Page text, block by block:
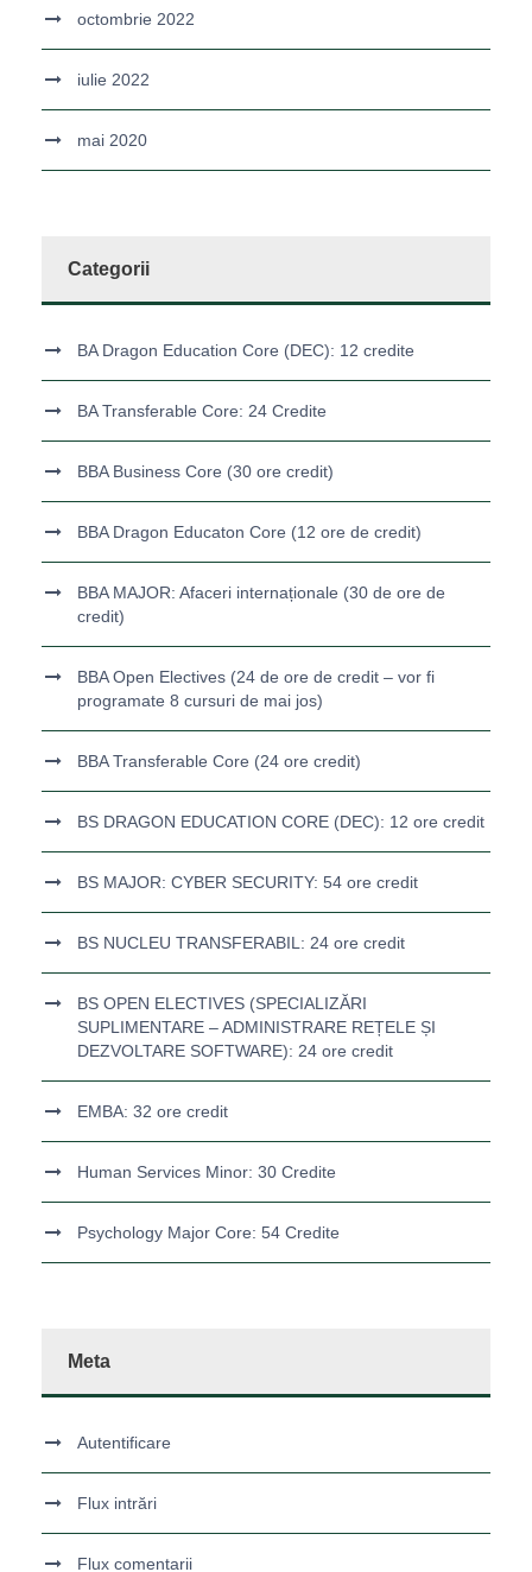
octombrie 2022
iulie 2022
mai 2020
Categorii
BA Dragon Education Core (DEC): 12 credite
BA Transferable Core: 24 Credite
BBA Business Core (30 ore credit)
BBA Dragon Educaton Core (12 ore de credit)
BBA MAJOR: Afaceri internaționale (30 de ore de
credit)
BBA Open Electives (24 de ore de credit – vor fi
programate 8 cursuri de mai jos)
BBA Transferable Core (24 ore credit)
BS DRAGON EDUCATION CORE (DEC): 12 ore credit
BS MAJOR: CYBER SECURITY: 54 ore credit
BS NUCLEU TRANSFERABIL: 24 ore credit
BS OPEN ELECTIVES (SPECIALIZĂRI
SUPLIMENTARE – ADMINISTRARE REȚELE ȘI
DEZVOLTARE SOFTWARE): 24 ore credit
EMBA: 32 ore credit
Human Services Minor: 30 Credite
Psychology Major Core: 54 Credite
Meta
Autentificare
Flux intrări
Flux comentarii